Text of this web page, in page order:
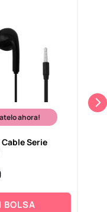
ahora!
Serie
BOLSA